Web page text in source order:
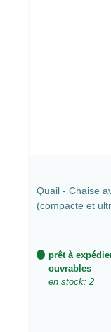
Quail - Chaise
(compacte et
prêt à
ouvrables
en stock: 2